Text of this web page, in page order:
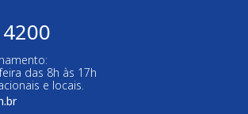
das 8h às 17h
e locais.